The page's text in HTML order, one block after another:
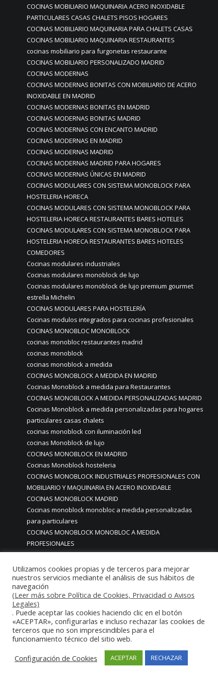
COCINAS MOBILIARIO MAQUINARIA ACERO INOXIDABLE
PARTICULARES CASAS CHALETS PISOS HOGARES
COCINAS MOBILIARIO MAQUINARIA PARA CHALETS CASAS
COCINAS MOBILIARIO MAQUINARIA RESTAURANTES
cocinas mobiliario para furgonetas restaurante
COCINAS MOBILIARIO PERSONALIZADO MADRID
COCINAS MODERNAS
COCINAS MODERNAS BONITAS CON MOBILIARIO DE ACERO
INOXIDABLE EN MADRID
COCINAS MODERNAS BONITAS EN MADRID
COCINAS MODERNAS BONITAS MADRID
COCINAS MODERNAS CON ENCANTO MADRID
COCINAS MODERNAS EN MADRID
COCINAS MODERNAS MADRID
COCINAS MODERNAS MADRID PARA HOGARES
COCINAS MODERNAS ÚNICAS EN MADRID
COCINAS MODULARES CON SISTEMA MONOBLOCK PARA
HOSTELERIA HORECA
COCINAS MODULARES CON SISTEMA MONOBLOCK PARA
HOSTELERIA HORECA RESTAURANTES BARES HOTELES
COCINAS MODULARES CON SISTEMA MONOBLOCK PARA
HOSTELERIA HORECA RESTAURANTES BARES HOTELES
COMEDORES
Cocinas modulares industriales
Cocinas modulares monoblock de lujo
Cocinas modulares monoblock de lujo premium gourmet
estrella Michelin
COCINAS MODULARES PARA HOSTELERÍA
Cocinas modulos integrados para cocinas profesionales
COCINAS MONOBLOC MONOBLOCK
cocinas monobloc restaurantes madrid
cocinas monoblock
cocinas monoblock a medida
COCINAS MONOBLOCK A MEDIDA EN MADRID
Cocinas Monoblock a medida para Restaurantes
COCINAS MONOBLOCK A MEDIDA PERSONALIZADAS MADRID
Cocinas Monoblock a medida personalizadas para hogares
particulares casas chalets
cocinas monoblock con iluminación led
cocinas Monoblock de lujo
COCINAS MONOBLOCK EN MADRID
Cocinas Monoblock hosteleria
COCINAS MONOBLOCK INDUSTRIALES PROFESIONALES CON
MOBILIARIO Y MAQUINARIA EN ACERO INOXIDABLE
COCINAS MONOBLOCK MADRID
Cocinas monoblock monobloc a medida personalizadas
para particulares
COCINAS MONOBLOCK MONOBLOC A MEDIDA
PROFESIONALES
COCINAS MONOBLOCK MONOBLOC HOSTELERIA
COCINAS MONOBLOCK MONOBLOC MADRID
Cocinas monoblock monoblock mondulares para hosteleria
restaurantes
COCINAS MONOBLOCK PARA CASAS CHALETS PISOS CON
ACABADOS DE ALTA GAMA PREMIUM LUJO
COCINAS MONOBLOCK PARA CASAS PARTICULARES
COCINAS MONOBLOCK PARA HOGARES CASAS VIVIENDAS
PARTICULARES MADRID
COCINAS MONOBLOCK PARA HOSTELERIA
COCINAS MONOBLOCK PARA HOTELES
Utilizamos cookies propias y de terceros para mejorar
nuestros servicios mediante el análisis de sus hábitos de
navegación
(Leer más sobre Política de Cookies, Privacidad o Avisos
Legales)
. Puede aceptar las cookies haciendo clic en el botón
«ACEPTAR», configurarlas e incluso rechazar las cookies de
terceros que no son imprescindibles para el
funcionamiento técnico del sitio web.
Configuración de Cookies
ACEPTAR RECHAZAR